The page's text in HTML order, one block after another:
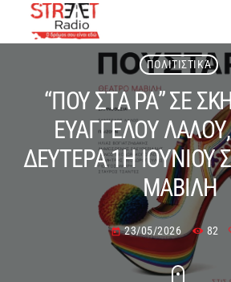
ΠΟΛΙΤΙΣΤΙΚΆ
“ΠΟΥ ΣΤΑ ΡΑ” ΣΕ
ΕΥΑΓΓΕΛΟΥ
ΔΕΥΤΕΡΑ 1Η ΙΟΥΝΙΟΥ
ΜΑΒΙΛΗ
today 23/05/2026 82